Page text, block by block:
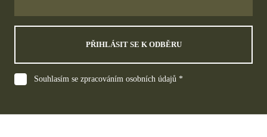
PŘIHLÁSIT SE K ODBĚRU
Souhlasím se zpracováním osobních údajů *